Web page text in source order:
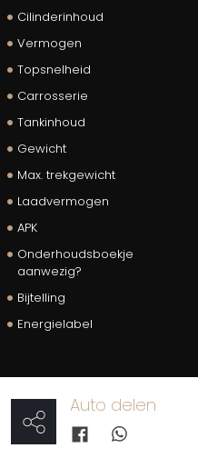
Cilinderinhoud
Vermogen
Topsnelheid
Carrosserie
Tankinhoud
Gewicht
Max. trekgewicht
Laadvermogen
APK
Onderhoudsboekje
aanwezig?
Bijtelling
Energielabel
Auto delen